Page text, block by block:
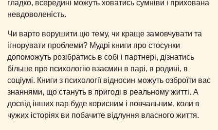
гладко, всередині можуть ховатись сумніви і прихована
невдоволеність.
Чи варто ворушити цю тему, чи краще замовчувати та
ігнорувати проблеми? Мудрі книги про стосунки
допоможуть розібратись в собі і партнері, дізнатись
більше про психологію взаємин в парі, в родині, в
соціумі. Книги з психології відносин можуть озброїти вас
знаннями, що стануть в пригоді в реальному житті. А
досвід інших пар буде корисним і повчальним, коли в
чужих історіях ви побачите відлуння власного життя.